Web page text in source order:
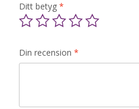
Ditt betyg *
Din recension *